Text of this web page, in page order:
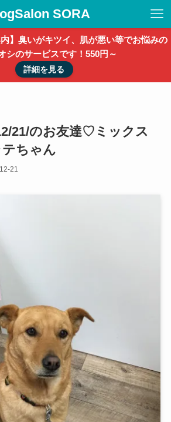
SORA
】臭いがキツイ、肌が悪い等でお悩みの
シのサービスです！550円～
詳細を見る
21/のお友達♡ミックス
ちゃん
21